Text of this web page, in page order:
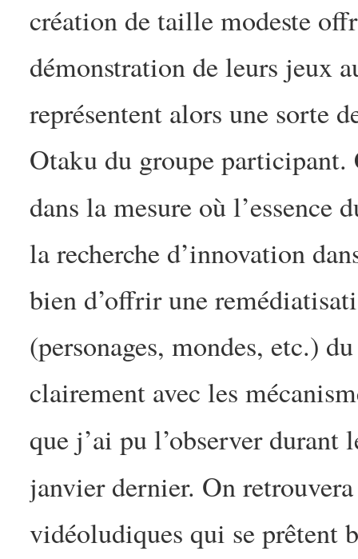
création de taille modeste
démonstration de leurs jeux
représentent alors une sorte
Otaku du groupe participant.
dans la mesure où l’essence
la recherche d’innovation
bien d’offrir une
(personages, mondes, etc.)
clairement avec les
que j’ai pu l’observer durant
janvier dernier. On
vidéoludiques qui se prêtent